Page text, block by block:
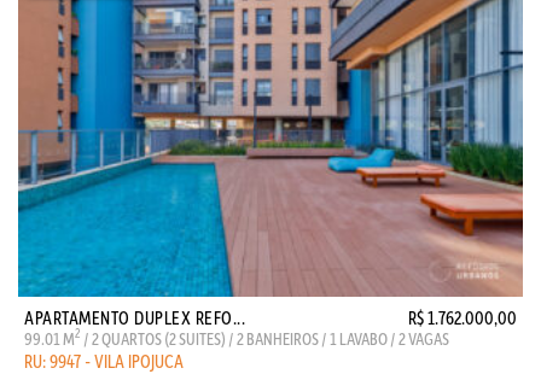
APARTAMENTO DUPLEX REFO... R$ 1.762.000,00
99.01 M2 / 2 QUARTOS (2 SUITES) / 2 BANHEIROS / 1 LAVABO / 2 VAGAS
RU: 9947 - VILA IPOJUCA